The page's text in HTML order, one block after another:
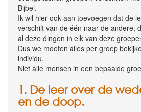
Bijbel.
Ik wil hier ook aan toevoegen dat de
verschilt van de één naar de andere,
al deze dingen in elk van deze
Dus we moeten alles per groep
individu.
Niet alle mensen in een bepaalde
1. De leer over de
en de doop.